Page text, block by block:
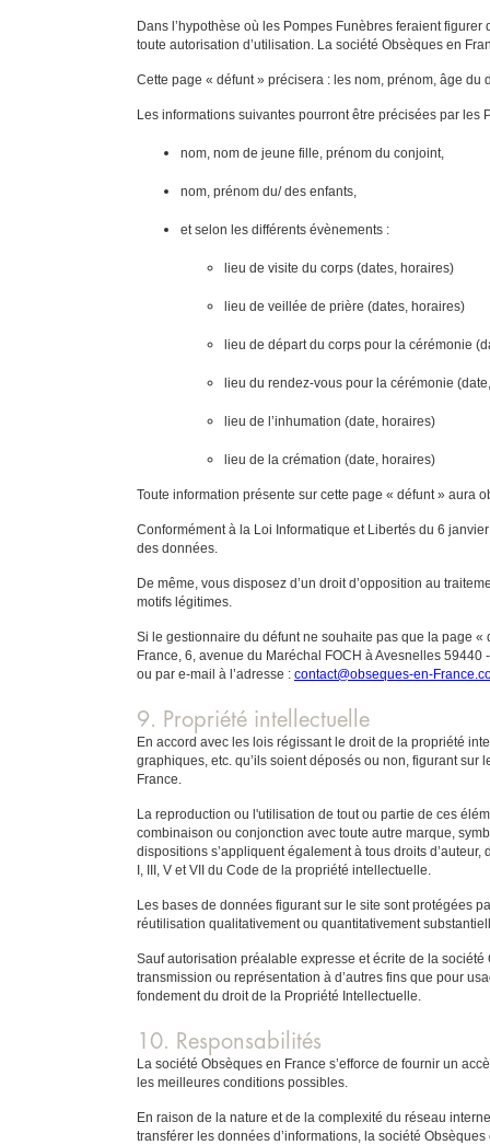
Dans l’hypothèse où les Pompes Funèbres feraient
toute autorisation d’utilisation. La société Obsèques en
Cette page « défunt » précisera : les nom, prénom, âge
Les informations suivantes pourront être précisées par les
nom, nom de jeune fille, prénom du conjoint,
nom, prénom du/ des enfants,
et selon les différents évènements :
lieu de visite du corps (dates, horaires)
lieu de veillée de prière (dates, horaires)
lieu de départ du corps pour la cérémonie
lieu du rendez-vous pour la cérémonie
lieu de l’inhumation (date, horaires)
lieu de la crémation (date, horaires)
Toute information présente sur cette page « défunt » aura
Conformément à la Loi Informatique et Libertés du 6
des données.
De même, vous disposez d’un droit d’opposition au
motifs légitimes.
Si le gestionnaire du défunt ne souhaite pas que la page
France, 6, avenue du Maréchal FOCH à Avesnelles
ou par e-mail à l’adresse : contact@obseques-en-
9. Propriété intellectuelle
En accord avec les lois régissant le droit de la propriété
graphiques, etc. qu’ils soient déposés ou non, figurant
France.
La reproduction ou l'utilisation de tout ou partie de ces
combinaison ou conjonction avec toute autre marque,
dispositions s’appliquent également à tous droits
I, III, V et VII du Code de la propriété intellectuelle.
Les bases de données figurant sur le site sont protégées
réutilisation qualitativement ou quantitativement
Sauf autorisation préalable expresse et écrite de la
transmission ou représentation à d’autres fins que pour
fondement du droit de la Propriété Intellectuelle.
10. Responsabilités
La société Obsèques en France s’efforce de fournir un
les meilleures conditions possibles.
En raison de la nature et de la complexité du réseau
transférer les données d’informations, la société